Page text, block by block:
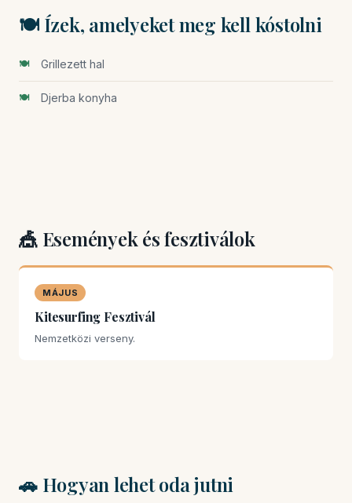
🍽️ Ízek, amelyeket meg kell kóstolni
Grillezett hal
Djerba konyha
🎪 Események és fesztiválok
MÁJUS
Kitesurfing Fesztivál
Nemzetközi verseny.
🚗 Hogyan lehet oda jutni